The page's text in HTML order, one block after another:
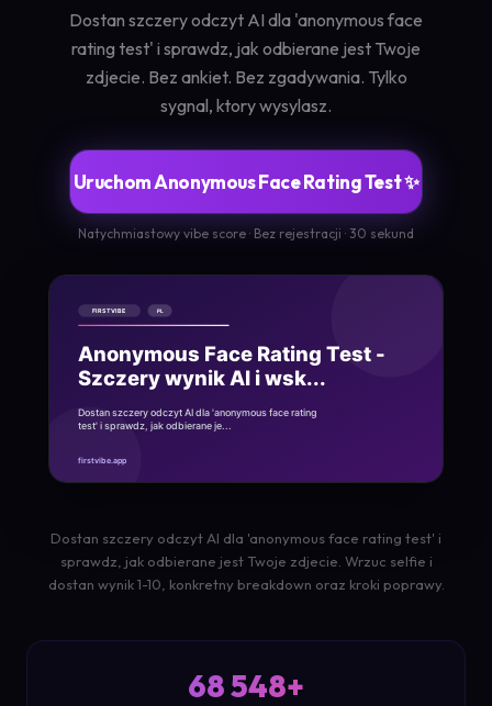
Dostan szczery odczyt AI dla 'anonymous face
rating test' i sprawdz, jak odbierane jest Twoje
zdjecie. Bez ankiet. Bez zgadywania. Tylko
sygnal, ktory wysylasz.
Uruchom Anonymous Face Rating Test ✨
Natychmiastowy vibe score · Bez rejestracji · 30 sekund
Dostan szczery odczyt AI dla 'anonymous face rating test' i
sprawdz, jak odbierane jest Twoje zdjecie. Wrzuc selfie i
dostan wynik 1-10, konkretny breakdown oraz kroki poprawy.
68 548+